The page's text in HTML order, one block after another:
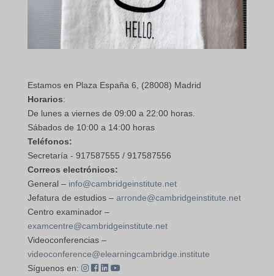
Estamos en Plaza España 6, (28008) Madrid
Horarios:
De lunes a viernes de 09:00 a 22:00 horas.
Sábados de 10:00 a 14:00 horas
Teléfonos:
Secretaría - 917587555 / 917587556
Correos electrónicos:
General – info@cambridgeinstitute.net
Jefatura de estudios – arronde@cambridgeinstitute.net
Centro examinador –
examcentre@cambridgeinstitute.net
Videoconferencias –
videoconference@elearningcambridge.institute
Síguenos en: